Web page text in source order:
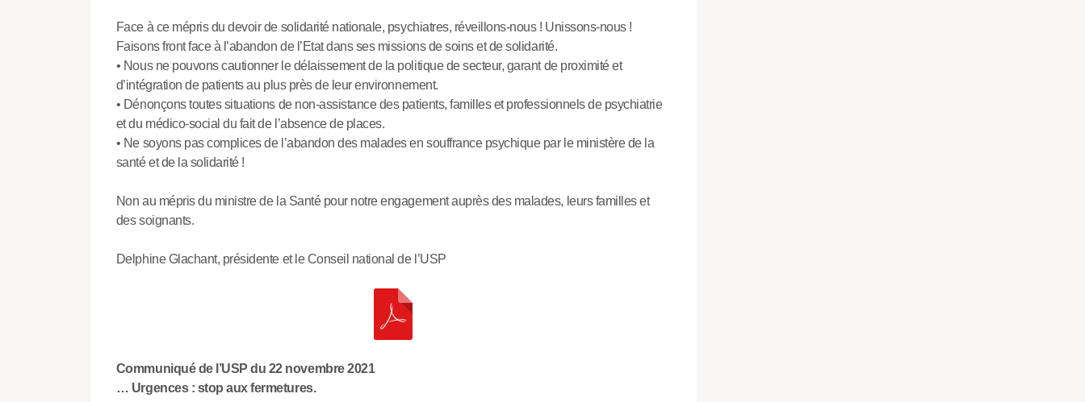
Face à ce mépris du devoir de solidarité nationale, psychiatres, réveillons-nous ! Unissons-nous !
Faisons front face à l’abandon de l’Etat dans ses missions de soins et de solidarité.
• Nous ne pouvons cautionner le délaissement de la politique de secteur, garant de proximité et
d’intégration de patients au plus près de leur environnement.
• Dénonçons toutes situations de non-assistance des patients, familles et professionnels de psychiatrie
et du médico-social du fait de l’absence de places.
• Ne soyons pas complices de l’abandon des malades en souffrance psychique par le ministère de la
santé et de la solidarité !
Non au mépris du ministre de la Santé pour notre engagement auprès des malades, leurs familles et
des soignants.
Delphine Glachant, présidente et le Conseil national de l’USP
Communiqué de l’USP du 22 novembre 2021
… Urgences : stop aux fermetures.